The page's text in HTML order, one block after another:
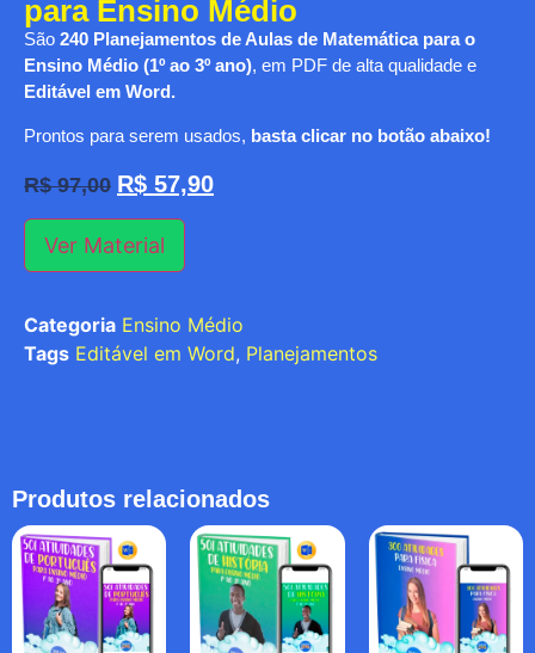
para Ensino Médio
São 240 Planejamentos de Aulas de Matemática para o
Ensino Médio (1º ao 3º ano), em PDF de alta qualidade e
Editável em Word.
Prontos para serem usados, basta clicar no botão abaixo!
R$97,00 R$ 57,90
Ver Material
Categoria Ensino Médio
Tags Editável em Word, Planejamentos
Produtos relacionados